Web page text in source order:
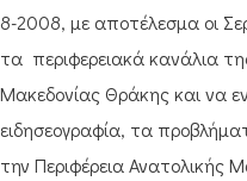
8-2008, με αποτέλεσμα οι
τα περιφερειακά κανάλια
Μακεδονίας Θράκης και να
ειδησεογραφία, τα
την Περιφέρεια Ανατολικής